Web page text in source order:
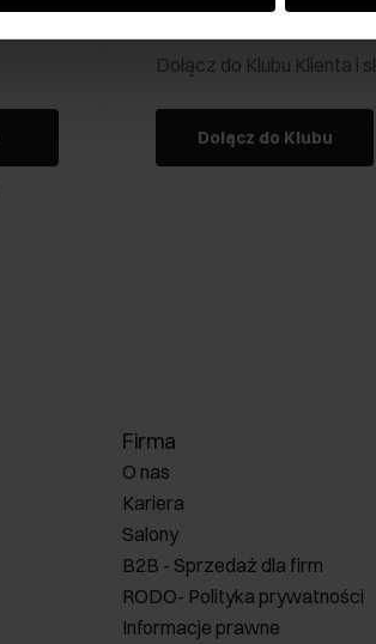
Klub Klienta
Dołącz do Klubu Klienta
Dołącz do Klubu
Firma
O nas
Kariera
Salony
B2B - Sprzedaż dla firm
RODO- Polityka prywatności
Informacje prawne